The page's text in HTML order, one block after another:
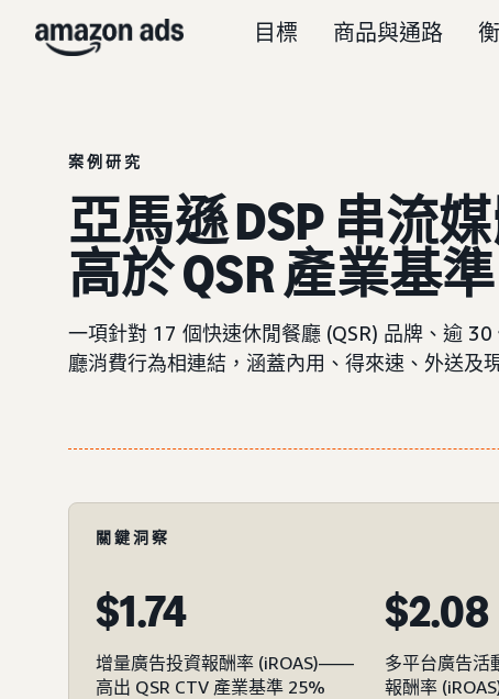
目標 商品與通路
案例研究
亞馬遜 DSP 串流
高於 QSR 產業基準
一項針對 17 個快速休閒餐廳 (QSR) 品牌、逾
廳消費行為相連結，涵蓋內用、得來速、外送及
關鍵洞察
$1.74
增量廣告投資報酬率 (iROAS)——
高出 QSR CTV 產業基準 25%
$2.08
多平台廣告活
報酬率